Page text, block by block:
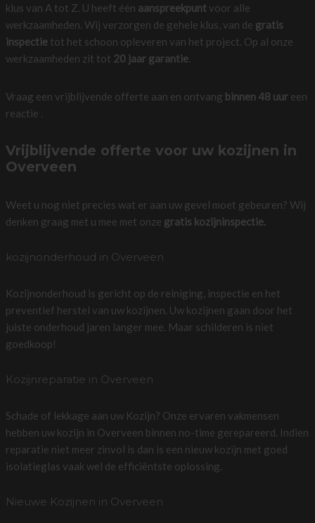
klus van A tot Z. U heeft één aanspreekpuntvoor alle
werkzaamheden. Wij verzorgen de gehele klus, van de gratis
inspectietot het schoon opleveren van het project. Op al onze
werkzaamheden zit tot 20 jaar garantie.
Vraag een vrijblijvende offerte aan en ontvang binnen 48 uureen
reactie .
Vrijblijvende offerte voor uw kozijnen in
Overveen
Weet u nog niet precies wat er aan uw gevel moet gebeuren? Wij
denken graag met u mee met onze gratis kozijninspectie.
kozijnonderhoud in Overveen
Kozijnonderhoud is gericht op de reiniging, inspectie en het
preventief herstel van uw kozijnen. Uw kozijnen gaan door het
juiste onderhoud jaren langer mee. Maar schilderen is niet
goedkoop!
Kozijnreparatie in Overveen
Schade of lekkage aan uw Kozijn? Onze ervaren vakmensen
hebben uw kozijn in Overveen binnen no-time gerepareerd. Indien
reparatie niet meer zinvol is dan is een nieuw kozijn met goed
isolatieglas vaak wel de efficiëntste oplossing.
Nieuwe Kozijnen in Overveen